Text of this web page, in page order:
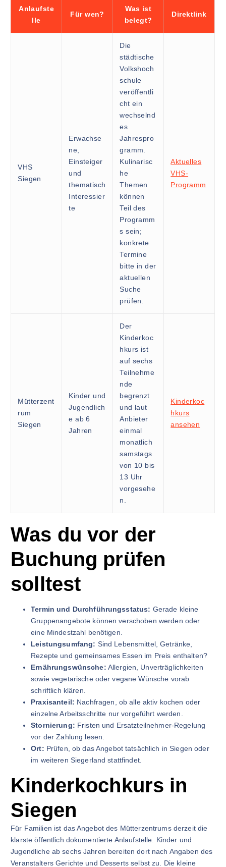
Anlaufste
lle
Für wen?
Was ist
belegt?
Direktlink
VHS
Siegen
Erwachse
ne,
Einsteiger
und
thematisch
Interessier
te
Die
städtische
Volkshoch
schule
veröffentli
cht ein
wechselnd
es
Jahrespro
gramm.
Kulinarisc
he
Themen
können
Teil des
Programm
s sein;
konkrete
Termine
bitte in der
aktuellen
Suche
prüfen.
Aktuelles
VHS-
Programm
Mütterzent
rum
Siegen
Kinder und
Jugendlich
e ab 6
Jahren
Der
Kinderkoc
hkurs ist
auf sechs
Teilnehme
nde
begrenzt
und laut
Anbieter
einmal
monatlich
samstags
von 10 bis
13 Uhr
vorgesehe
n.
Kinderkoc
hkurs
ansehen
Was du vor der
Buchung prüfen
solltest
Termin und Durchführungsstatus: Gerade kleine
Gruppenangebote können verschoben werden oder
eine Mindestzahl benötigen.
Leistungsumfang: Sind Lebensmittel, Getränke,
Rezepte und gemeinsames Essen im Preis enthalten?
Ernährungswünsche: Allergien, Unverträglichkeiten
sowie vegetarische oder vegane Wünsche vorab
schriftlich klären.
Praxisanteil: Nachfragen, ob alle aktiv kochen oder
einzelne Arbeitsschritte nur vorgeführt werden.
Stornierung: Fristen und Ersatzteilnehmer-Regelung
vor der Zahlung lesen.
Ort: Prüfen, ob das Angebot tatsächlich in Siegen oder
im weiteren Siegerland stattfindet.
Kinderkochkurs in
Siegen
Für Familien ist das Angebot des Mütterzentrums derzeit die
klarste öffentlich dokumentierte Anlaufstelle. Kinder und
Jugendliche ab sechs Jahren bereiten dort nach Angaben des
Veranstalters Gerichte und Desserts selbst zu. Die kleine